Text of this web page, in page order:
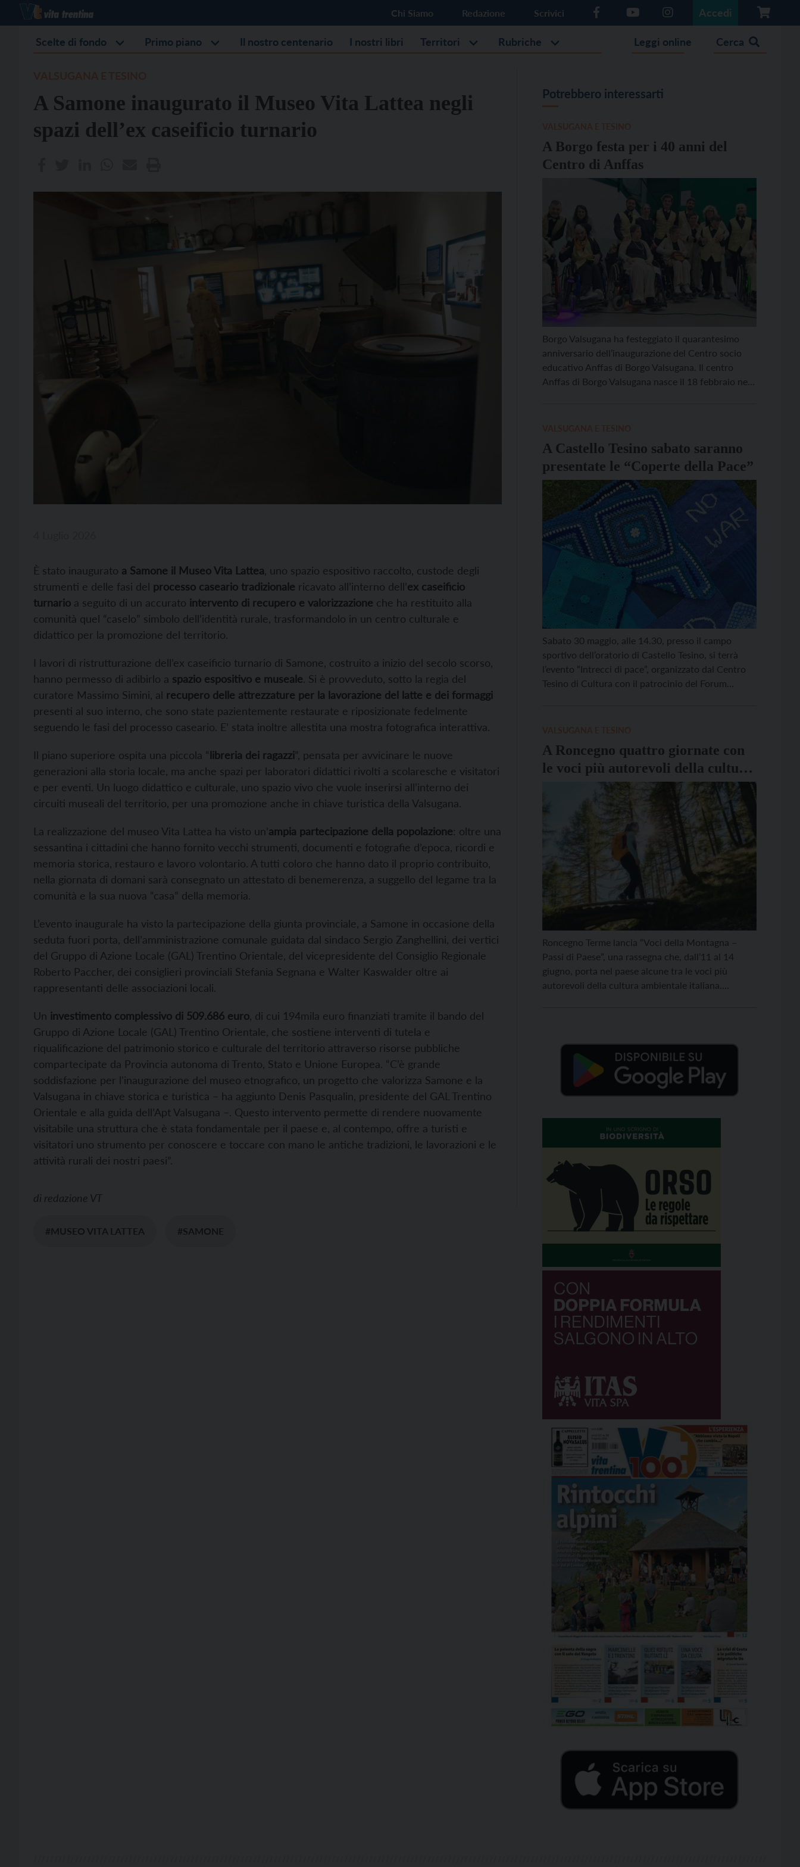
Chi Siamo Redazione Scrivici Accedi
Scelte di fondo Primo piano Il nostro centenario I nostri libri Territori Rubriche Leggi online Cerca
A Samone inaugurato il Museo Vita Lattea negli
spazi dell’ex caseificio turnario
È stato inaugurato a Samone il Museo Vita Lattea , uno spazio espositivo raccolto, custode degli
strumenti e delle fasi del processo caseario tradizionale ricavato all’interno dell’ex caseificio
turnario a seguito di un accurato intervento di recupero e valorizzazione che ha restituito alla
comunità quel “caselo” simbolo dell’identità rurale, trasformandolo in un centro culturale e
didattico per la promozione del territorio.
I lavori di ristrutturazione dell’ex caseificio turnario di Samone, costruito a inizio del secolo scorso,
hanno permesso di adibirlo a spazio espositivo e museale. Si è provveduto, sotto la regia del
curatore Massimo Simini, al recupero delle attrezzature per la lavorazione del latte e dei formaggi
presenti al suo interno, che sono state pazientemente restaurate e riposizionate fedelmente
seguendo le fasi del processo caseario. E’ stata inoltre allestita una mostra fotografica interattiva.
Il piano superiore ospita una piccola “libreria dei ragazzi”, pensata per avvicinare le nuove
generazioni alla storia locale, ma anche spazi per laboratori didattici rivolti a scolaresche e visitatori
e per eventi. Un luogo didattico e culturale, uno spazio vivo che vuole inserirsi all’interno dei
circuiti museali del territorio, per una promozione anche in chiave turistica della Valsugana.
La realizzazione del museo Vita Lattea ha visto un’ampia partecipazione della popolazione: oltre una
sessantina i cittadini che hanno fornito vecchi strumenti, documenti e fotografie d’epoca, ricordi e
memoria storica, restauro e lavoro volontario. A tutti coloro che hanno dato il proprio contribuito,
nella giornata di domani sarà consegnato un attestato di benemerenza, a suggello del legame tra la
comunità e la sua nuova “casa” della memoria.
L’evento inaugurale ha visto la partecipazione della giunta provinciale, a Samone in occasione della
seduta fuori porta, dell’amministrazione comunale guidata dal sindaco Sergio Zanghellini, dei vertici
del Gruppo di Azione Locale (GAL) Trentino Orientale, del vicepresidente del Consiglio Regionale
Roberto Paccher, dei consiglieri provinciali Stefania Segnana e Walter Kaswalder oltre ai
rappresentanti delle associazioni locali.
Un investimento complessivo di 509.686 euro , di cui 194mila euro finanziati tramite il bando del
Gruppo di Azione Locale (GAL) Trentino Orientale, che sostiene interventi di tutela e
riqualificazione del patrimonio storico e culturale del territorio attraverso risorse pubbliche
compartecipate da Provincia autonoma di Trento, Stato e Unione Europea. “C’è grande
soddisfazione per l’inaugurazione del museo etnografico, un progetto che valorizza Samone e la
Valsugana in chiave storica e turistica – ha aggiunto Denis Pasqualin, presidente del GAL Trentino
Orientale e alla guida dell’Apt Valsugana –. Questo intervento permette di rendere nuovamente
visitabile una struttura che è stata fondamentale per il paese e, al contempo, offre a turisti e
visitatori uno strumento per conoscere e toccare con mano le antiche tradizioni, le lavorazioni e le
attività rurali dei nostri paesi”.
di redazione VT
#MUSEO VITA LATTEA #SAMONE
Potrebbero interessarti
A Borgo festa per i 40 anni del
Centro di Anffas
Borgo Valsugana ha festeggiato il quarantesimo
anniversario dell’inaugurazione del Centro socio
educativo Anffas di Borgo Valsugana. Il centro
Anffas di Borgo Valsugana nasce il 18 febbraio nel
A Castello Tesino sabato saranno
presentate le “Coperte della Pace”
Sabato 30 maggio, alle 14.30, presso il campo
sportivo dell’oratorio di Castello Tesino, si terrà
l’evento “Intrecci di pace”, organizzato dal Centro
Tesino di Cultura con il patrocinio del Forum
A Roncegno quattro giornate con
le voci più autorevoli della cultura
ambientale italiana
Roncegno Terme lancia “Voci della Montagna –
Passi di Paese”, una rassegna che, dall’11 al 14
giugno, porta nel paese alcune tra le voci più
autorevoli della cultura ambientale italiana.
alla montagna […]